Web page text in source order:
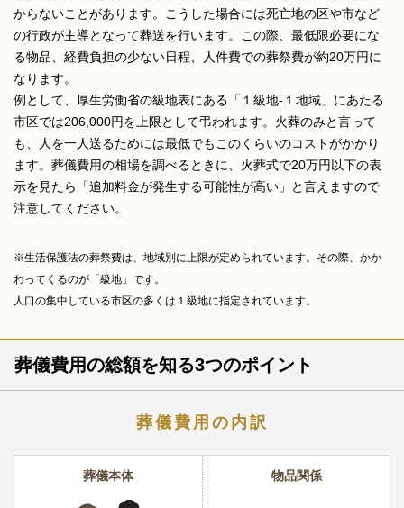
からないことがあります。こうした場合には死亡地の区や市など
の行政が主導となって葬送を行います。この際、最低限必要にな
る物品、経費負担の少ない日程、人件費での葬祭費が約20万円に
なります。
例として、厚生労働省の級地表にある「１級地-１地域」にあたる
市区では206,000円を上限として弔われます。火葬のみと言って
も、人を一人送るためには最低でもこのくらいのコストがかかり
ます。葬儀費用の相場を調べるときに、火葬式で20万円以下の表
示を見たら「追加料金が発生する可能性が高い」と言えますので
注意してください。
※生活保護法の葬祭費は、地域別に上限が定められています。その際、かか
わってくるのが「級地」です。
人口の集中している市区の多くは１級地に指定されています。
葬儀費用の総額を知る3つのポイント
葬儀費用の内訳
葬儀本体 物品関係